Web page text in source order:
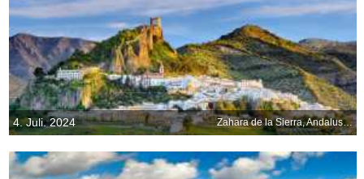
4. Juli. 2024 Zahara de la Sierra, Andalusien, Spanien